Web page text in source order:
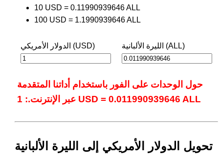
10 USD = 0.11990939646 ALL
100 USD = 1.1990939646 ALL
الدولار الأمريكي (USD) الليرة الألبانية (ALL)
حول الوحدات على الفور باستخدام أداتنا المتقدمة
عبر الإنترنت.: 1 USD = 0.011990939646 ALL
تحويل الدولار الأمريكي إلى الليرة الألبانية